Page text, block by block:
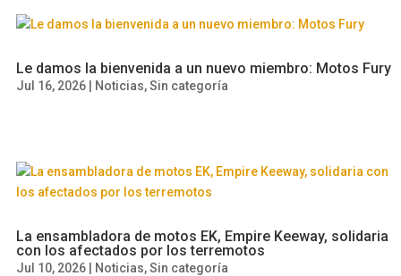
Le damos la bienvenida a un nuevo miembro: Motos Fury
Jul 16, 2026 Noticias,Sin categoría
La ensambladora de motos EK, Empire Keeway, solidaria
con los afectados por los terremotos
Jul 10, 2026 Noticias,Sin categoría